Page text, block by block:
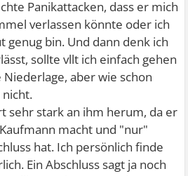
Panikattacken, dass er mich
verlassen könnte oder ich
genug bin. Und dann denk ich
sollte vllt ich einfach gehen
aber wie schon
nicht.
sehr stark an ihm herum, da er
macht und "nur"
hat. Ich persönlich finde
Ein Abschluss sagt ja noch